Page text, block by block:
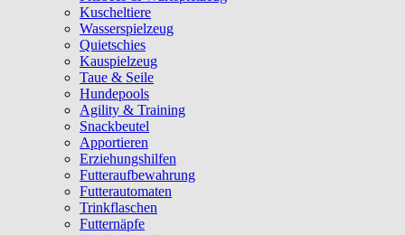
Kuscheltiere
Wasserspielzeug
Quietschies
Kauspielzeug
Taue & Seile
Hundepools
Agility & Training
Snackbeutel
Apportieren
Erziehungshilfen
Futteraufbewahrung
Futterautomaten
Trinkflaschen
Futternäpfe